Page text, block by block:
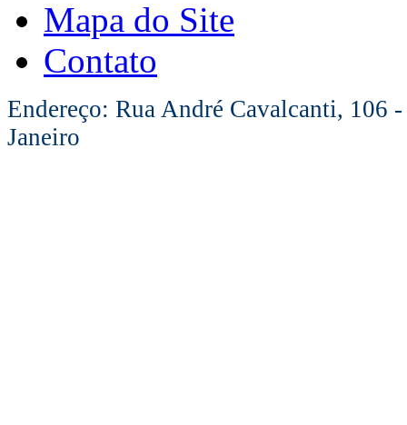
Mapa do Site
Contato
Endereço: Rua André Cavalcanti, 106
Janeiro